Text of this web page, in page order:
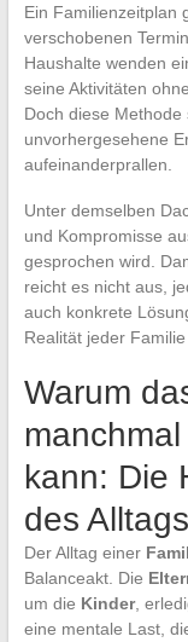
Ein Familienzeitplan
verschobenen
Haushalte wenden
seine Aktivitäten
Doch diese
unvorhergesehene
aufeinanderprallen.
Unter demselben
und Kompromisse
gesprochen wird.
reicht es nicht aus,
auch konkrete
Realität jeder
Warum
kann: Die
des
Der Alltag einer
Balanceakt. Die
um die Kinder,
eine mentale Last,